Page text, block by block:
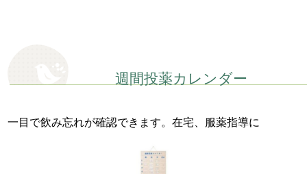
週間投薬カレンダー
一目で飲み忘れが確認できます。在宅、服薬指導に